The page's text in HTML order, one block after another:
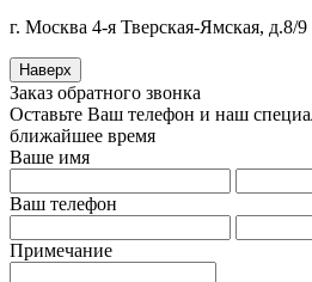
г. Москва 4-я Тверская-Ямская, д.8/9
Наверх
Заказ обратного звонка
Оставьте Ваш телефон и наш
ближайшее время
Ваше имя
Ваш телефон
Примечание